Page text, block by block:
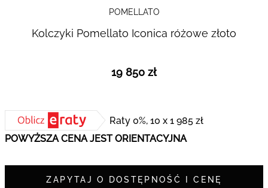
POMELLATO
Kolczyki Pomellato Iconica różowe złoto
19 850 zł
Raty 0%, 10 x 1 985 zł
POWYŻSZA CENA JEST ORIENTACYJNA
ZAPYTAJ O DOSTĘPNOŚĆ I CENĘ